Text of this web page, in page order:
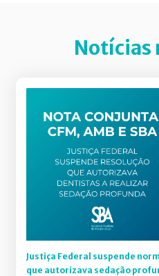
Notícias
Justiça Federal suspende
que autorizava sedação